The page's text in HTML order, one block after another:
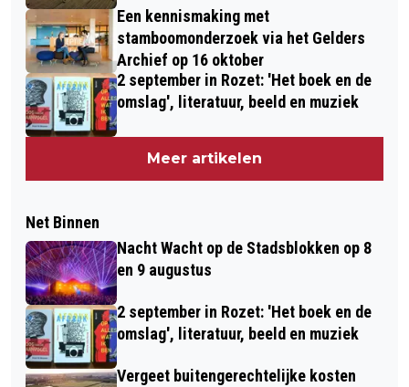
Een kennismaking met
stamboomonderzoek via het Gelders
Archief op 16 oktober
2 september in Rozet: 'Het boek en de
omslag', literatuur, beeld en muziek
Meer artikelen
Net Binnen
Nacht Wacht op de Stadsblokken op 8
en 9 augustus
2 september in Rozet: 'Het boek en de
omslag', literatuur, beeld en muziek
Vergeet buitengerechtelijke kosten